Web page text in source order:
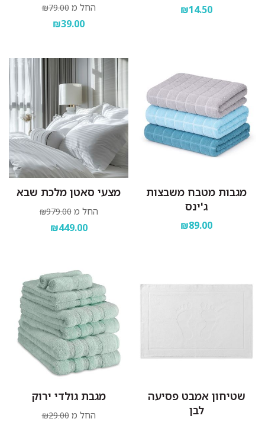
₪14.50 החל מ ₪79.00
₪39.00
מגבות מטבח משבצות
ג'ינס
₪89.00
מצעי סאטן מלכת שבא
החל מ ₪979.00
₪449.00
שטיחון אמבט פסיעה
לבן
מגבת גולדי ירוק
החל מ ₪29.00